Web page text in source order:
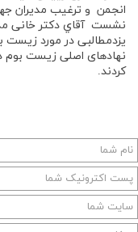
انجمن و ترغیب مدیران
نشست آقاي دكتر خانی
یزدمطالبی در مورد زیست
نهادهای اصلی زیست بوم
کردند.